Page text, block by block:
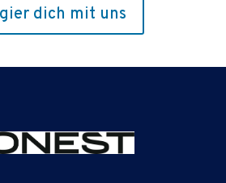
dich mit uns